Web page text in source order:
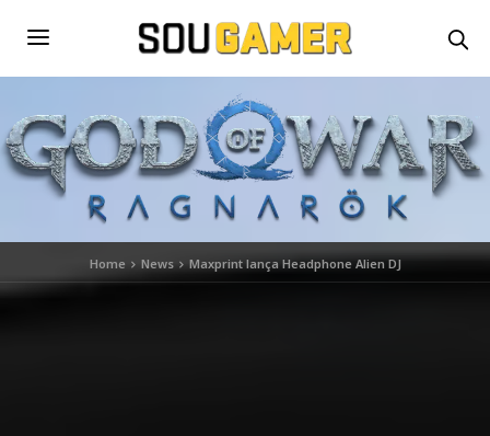
Home News Maxprint lança Headphone Alien DJ